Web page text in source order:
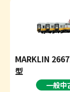
MARKLIN
型
一般中